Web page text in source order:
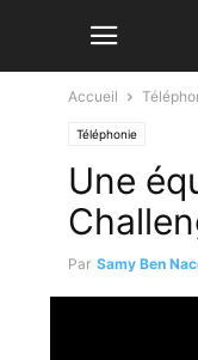
Accueil
Téléphonie
Une
Par Samy Ben